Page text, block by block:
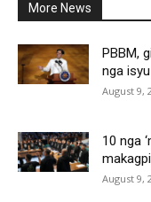
More News
PBBM,
nga
August 9,
10 nga
August 9,